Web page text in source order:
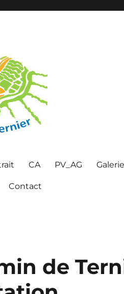
CA PV_AG
Contact
de